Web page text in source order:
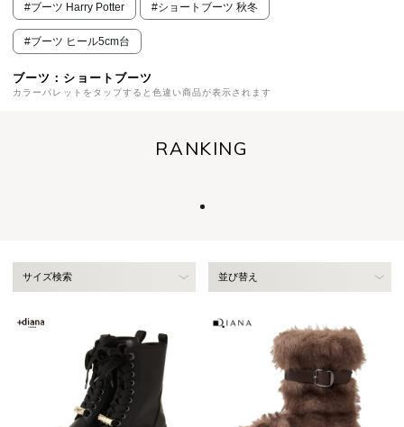
#ブーツ Harry Potter #ショートブーツ 秋冬
#ブーツ ヒール5cm台
ブーツ：ショートブーツ
カラーパレットをタップすると色違い商品が表示されます
RANKING
サイズ検索 並び替え